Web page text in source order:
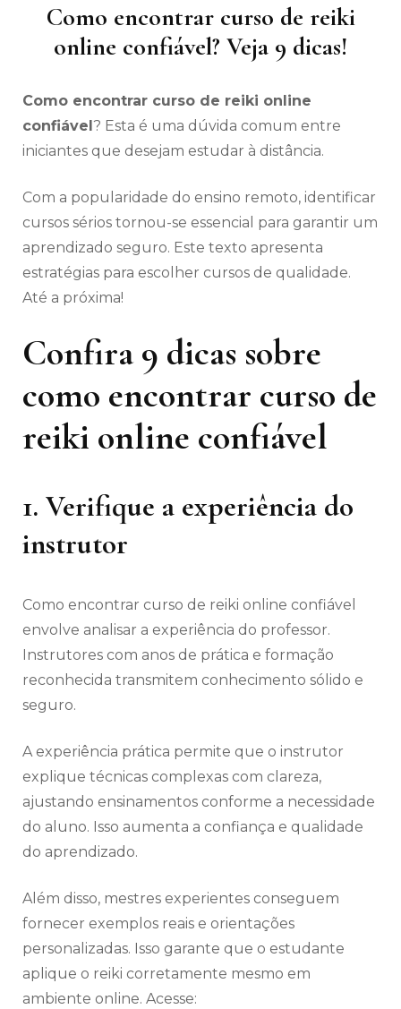
Como encontrar curso de reiki
online confiável? Veja 9 dicas!
Como encontrar curso de reiki online
confiável? Esta é uma dúvida comum entre
iniciantes que desejam estudar à distância.
Com a popularidade do ensino remoto, identificar
cursos sérios tornou-se essencial para garantir um
aprendizado seguro. Este texto apresenta
estratégias para escolher cursos de qualidade.
Até a próxima!
Confira 9 dicas sobre
como encontrar curso de
reiki online confiável
1. Verifique a experiência do
instrutor
Como encontrar curso de reiki online confiável
envolve analisar a experiência do professor.
Instrutores com anos de prática e formação
reconhecida transmitem conhecimento sólido e
seguro.
A experiência prática permite que o instrutor
explique técnicas complexas com clareza,
ajustando ensinamentos conforme a necessidade
do aluno. Isso aumenta a confiança e qualidade
do aprendizado.
Além disso, mestres experientes conseguem
fornecer exemplos reais e orientações
personalizadas. Isso garante que o estudante
aplique o reiki corretamente mesmo em
ambiente online. Acesse: